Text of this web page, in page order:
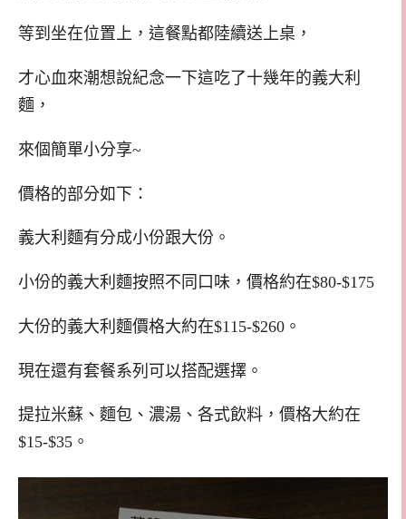
等到坐在位置上，這餐點都陸續送上桌，
才心血來潮想說紀念一下這吃了十幾年的義大利
麵，
來個簡單小分享~
價格的部分如下：
義大利麵有分成小份跟大份。
小份的義大利麵按照不同口味，價格約在$80-$175
大份的義大利麵價格大約在$115-$260。
現在還有套餐系列可以搭配選擇。
提拉米蘇、麵包、濃湯、各式飲料，價格大約在
$15-$35。